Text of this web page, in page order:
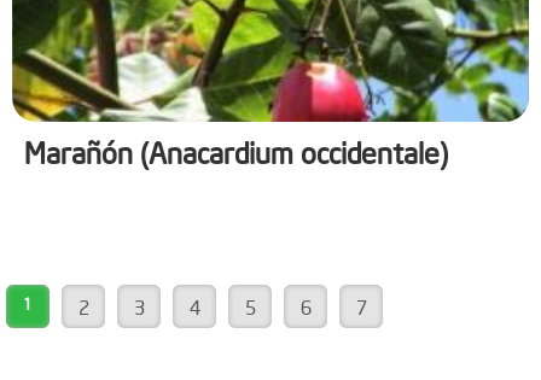
Marañón (Anacardium occidentale)
1 2 3 4 5 6 7